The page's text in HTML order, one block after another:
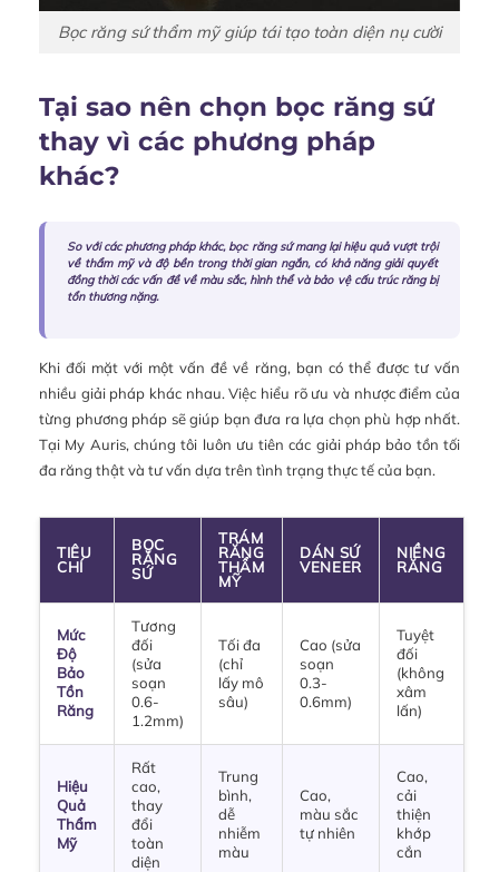
Bọc răng sứ thẩm mỹ giúp tái tạo toàn diện nụ cười
Tại sao nên chọn bọc răng sứ
thay vì các phương pháp
khác?
So với các phương pháp khác, bọc răng sứ mang lại hiệu quả vượt trội
về thẩm mỹ và độ bền trong thời gian ngắn, có khả năng giải quyết
đồng thời các vấn đề về màu sắc, hình thể và bảo vệ cấu trúc răng bị
tổn thương nặng.
Khi đối mặt với một vấn đề về răng, bạn có thể được tư vấn
nhiều giải pháp khác nhau. Việc hiểu rõ ưu và nhược điểm của
từng phương pháp sẽ giúp bạn đưa ra lựa chọn phù hợp nhất.
Tại My Auris, chúng tôi luôn ưu tiên các giải pháp bảo tồn tối
đa răng thật và tư vấn dựa trên tình trạng thực tế của bạn.
TIÊU
CHÍ
BỌC
RĂNG
SỨ
TRÁM
RĂNG
THẨM
MỸ
DÁN SỨ
VENEER
NIỀNG
RĂNG
Mức
Độ
Bảo
Tồn
Răng
Tương
đối
(sửa
soạn
0.6-
1.2mm)
Tối đa
(chỉ
lấy mô
sâu)
Cao (sửa
soạn
0.3-
0.6mm)
Tuyệt
đối
(không
xâm
lấn)
Hiệu
Quả
Thẩm
Mỹ
Rất
cao,
thay
đổi
toàn
diện
Trung
bình,
dễ
nhiễm
màu
Cao,
màu sắc
tự nhiên
Cao,
cải
thiện
khớp
cắn